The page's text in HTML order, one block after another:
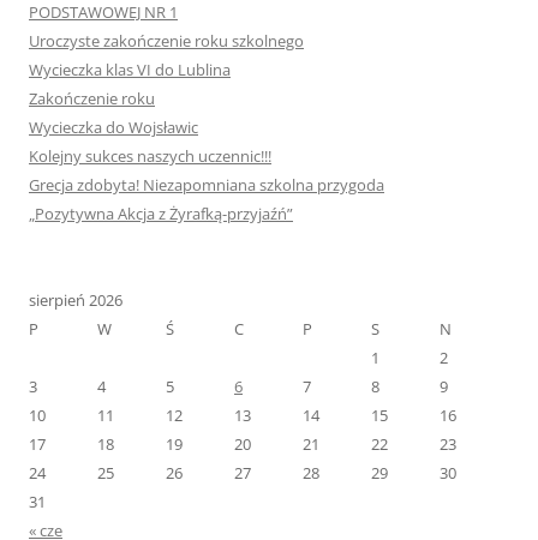
PODSTAWOWEJ NR 1
Uroczyste zakończenie roku szkolnego
Wycieczka klas VI do Lublina
Zakończenie roku
Wycieczka do Wojsławic
Kolejny sukces naszych uczennic!!!
Grecja zdobyta! Niezapomniana szkolna przygoda
„Pozytywna Akcja z Żyrafką-przyjaźń”
sierpień 2026
P
W Ś C P S
N
1
2
3
4 5 6 7 8
9
10
11 12 13 14 15
16
17
18 19 20 21 22
23
24
25 26 27 28 29
30
31
« cze